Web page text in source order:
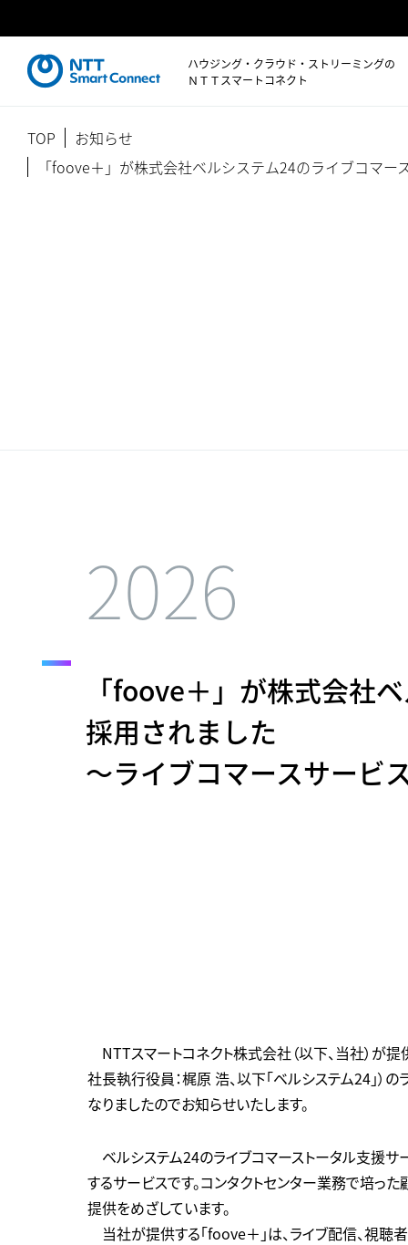
ハウジング・クラウド・ストリーミングの
ＮＴＴスマートコネクト
TOP
お知らせ
「foove＋」が株式会社ベルシステム24のライブコマ
2026
「foove＋」が株式会社
採用されました
～ライブコマースサービ
NTTスマートコネクト株式会社（以下、当社）が
社長執行役員：梶原 浩、以下「ベルシステム24」）
なりましたのでお知らせいたします。
ベルシステム24のライブコマーストータル支援サ
するサービスです。コンタクトセンター業務で培
提供をめざしています。
当社が提供する「foove＋」は、ライブ配信、視